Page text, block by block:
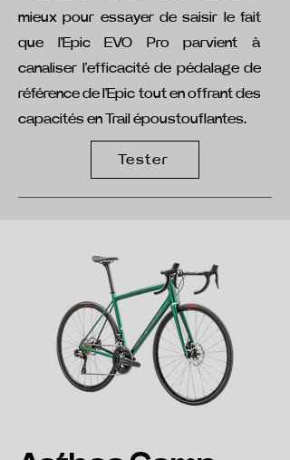
mieux pour essayer de saisir le fait
que l'Epic EVO Pro parvient à
canaliser l'efficacité de pédalage de
référence de l'Epic tout en offrant des
capacités en Trail époustouflantes.
Tester